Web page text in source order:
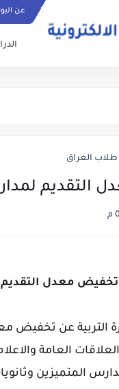
عن
طلاب العراق
لمدارس
تخفيض معدل التقديم
التربية عن تخفيض
العامة